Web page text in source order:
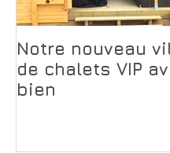
Notre nouveau
de chalets VIP
bien